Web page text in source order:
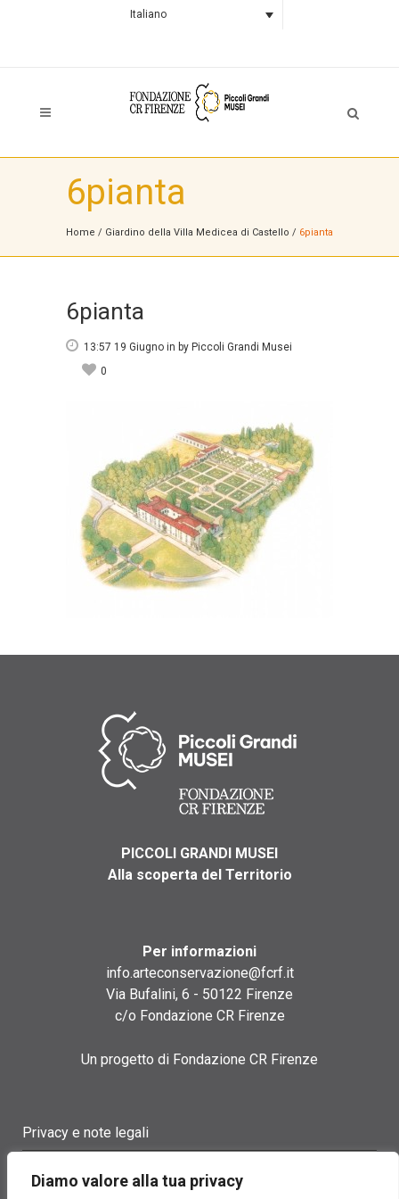
Diamo valore alla tua privacy
Italiano
6pianta
Home / Giardino della Villa Medicea di Castello / 6pianta
6pianta
13:57 19 Giugno in by Piccoli Grandi Musei
0
PICCOLI GRANDI MUSEI
Alla scoperta del Territorio
Per informazioni
info.arteconservazione@fcrf.it
Via Bufalini, 6 - 50122 Firenze
c/o Fondazione CR Firenze
Un progetto di Fondazione CR Firenze
Privacy e note legali